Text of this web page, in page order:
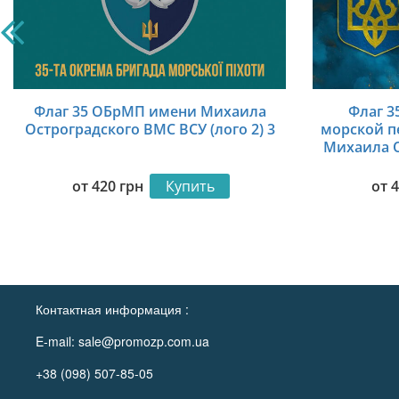
Флаг 35 ОБрМП имени Михаила
Остроградского ВМС ВСУ (лого 2) 3
от420 грн Купить
Флаг
морской
Михаила
от
Контактная информация :
E-mail:sale@promozp.com.ua
+38 (098) 507-85-05